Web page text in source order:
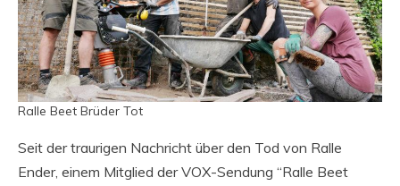
Ralle Beet Brüder Tot
Seit der traurigen Nachricht über den Tod von Ralle
Ender, einem Mitglied der VOX-Sendung “Ralle Beet